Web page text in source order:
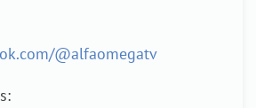
@alfaomegatv